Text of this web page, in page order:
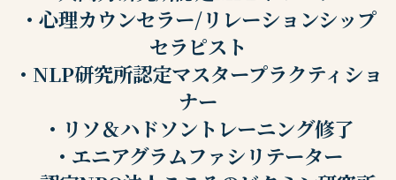
・心理カウンセラー/リレーションシップ
セラピスト
・NLP研究所認定マスタープラクティショ
ナー
・リソ＆ハドソントレーニング修了
・エニアグラムファシリテーター